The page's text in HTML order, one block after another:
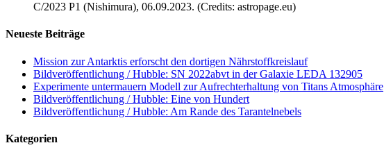
C/2023 P1 (Nishimura), 06.09.2023. (Credits: astropage.eu)
Neueste Beiträge
Mission zur Antarktis erforscht den dortigen Nährstoffkreislauf
Bildveröffentlichung / Hubble: SN 2022abvt in der Galaxie LEDA 132905
Experimente untermauern Modell zur Aufrechterhaltung von Titans Atmosphäre
Bildveröffentlichung / Hubble: Eine von Hundert
Bildveröffentlichung / Hubble: Am Rande des Tarantelnebels
Kategorien